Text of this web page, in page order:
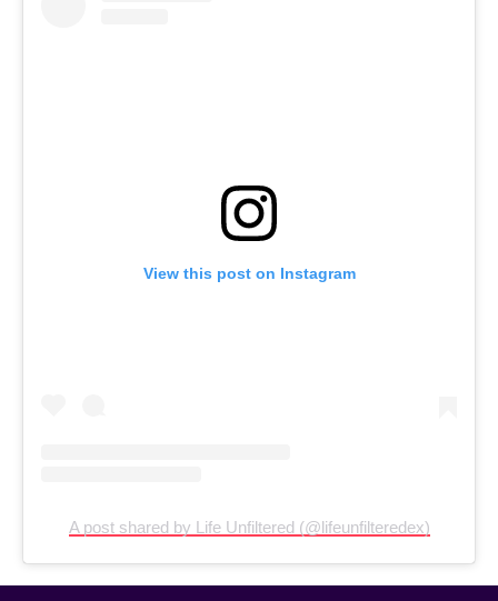
View this post on Instagram
A post shared by Life Unfiltered (@lifeunfilteredex)